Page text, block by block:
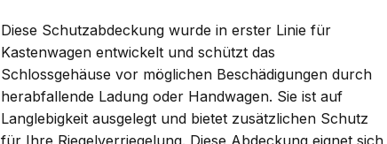
Diese Schutzabdeckung wurde in erster Linie für
Kastenwagen entwickelt und schützt das
Schlossgehäuse vor möglichen Beschädigungen durch
herabfallende Ladung oder Handwagen. Sie ist auf
Langlebigkeit ausgelegt und bietet zusätzlichen Schutz